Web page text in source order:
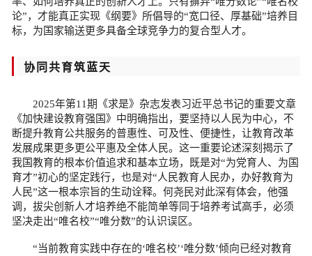
论”，才能真正实现《纲要》所倡导的“宽口径、厚基础”培养目
标，为国家输送更多具备全球竞争力的复合型人才。
协同共育筑蓝天
2025年第11期《求是》杂志发表习近平总书记的重要文章
《加快建设教育强国》中明确指出，要坚持以人民为中心，不
断提升教育公共服务的普惠性、可及性、便捷性，让教育改革
发展成果更多更公平惠及全体人民。这一重要论述深刻揭示了
我国教育的根本价值追求和基本立场，既是对“为党育人、为国
育才”初心的坚定践行，也是对“人民教育人民办，办好教育为
人民”这一根本宗旨的生动诠释。何尧民对此深有体会，他强
调，拔尖创新人才培养绝不能简单等同于培养考试高手，必须
坚决走出“唯名校”“唯分数”的认识误区。
“当前教育实践中存在的‘唯名校’‘唯分数’倾向已经对教育